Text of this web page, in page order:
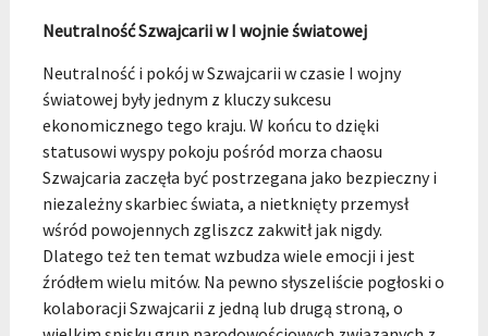
Neutralność Szwajcarii w I wojnie światowej
Neutralność i pokój w Szwajcarii w czasie I wojny
światowej były jednym z kluczy sukcesu
ekonomicznego tego kraju. W końcu to dzięki
statusowi wyspy pokoju pośród morza chaosu
Szwajcaria zaczęła być postrzegana jako bezpieczny i
niezależny skarbiec świata, a nietknięty przemysł
wśród powojennych zgliszcz zakwitł jak nigdy.
Dlatego też ten temat wzbudza wiele emocji i jest
źródłem wielu mitów. Na pewno słyszeliście pogłoski o
kolaboracji Szwajcarii z jedną lub drugą stroną, o